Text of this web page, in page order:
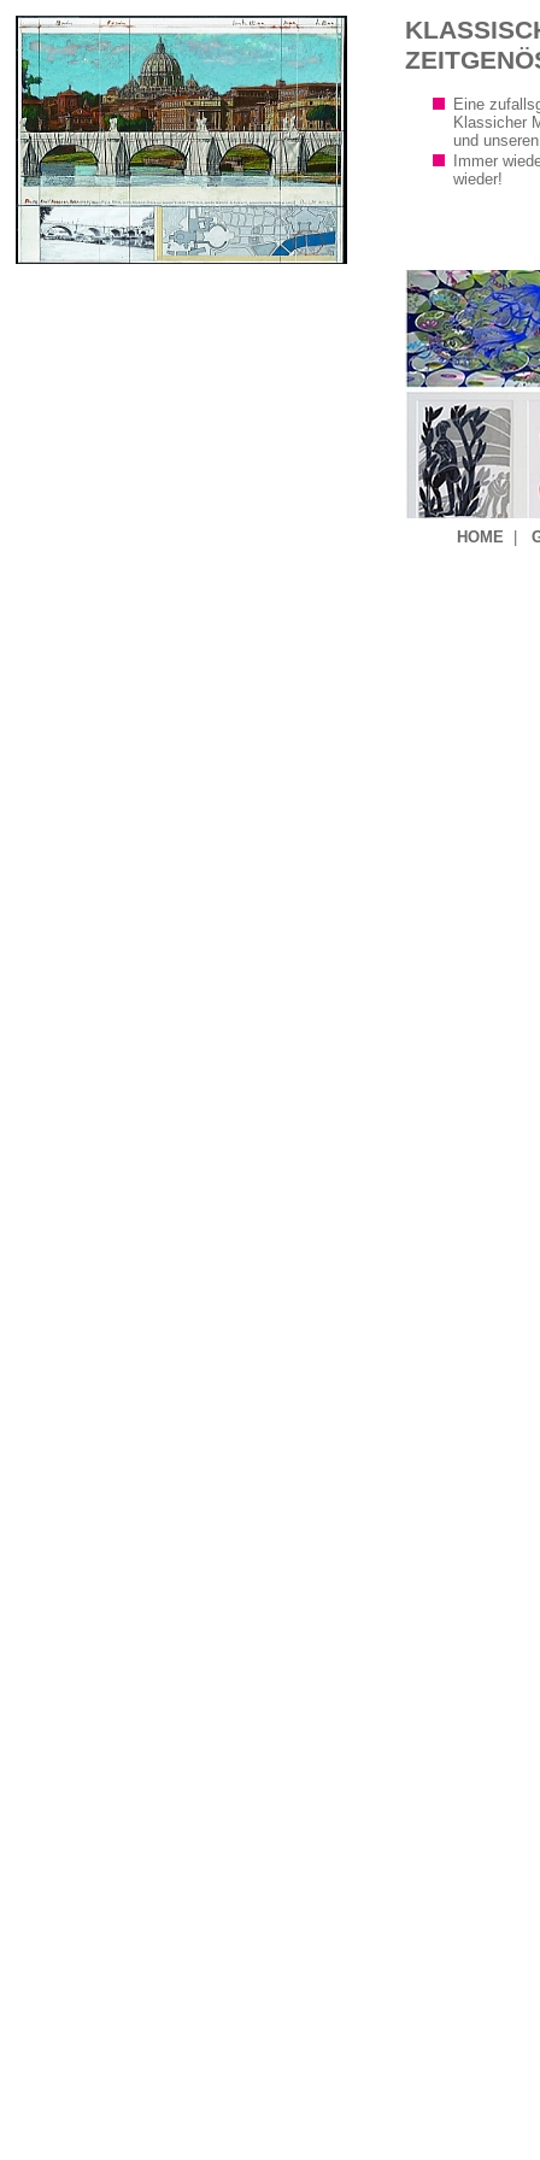
Eine
Klassicher
und
Immer
wieder!
HOME|